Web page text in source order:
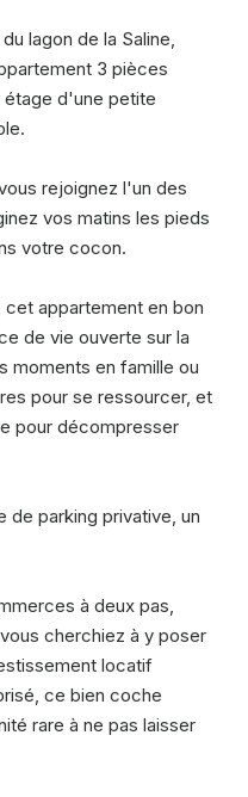
lagon de la Saline,
3 pièces
étage d'une petite
rejoignez l'un des
vos matins les pieds
votre cocon.
appartement en bon
de vie ouverte sur la
moments en famille ou
pour se ressourcer, et
pour décompresser
de parking privative, un
à deux pas,
cherchiez à y poser
locatif
ce bien coche
rare à ne pas laisser